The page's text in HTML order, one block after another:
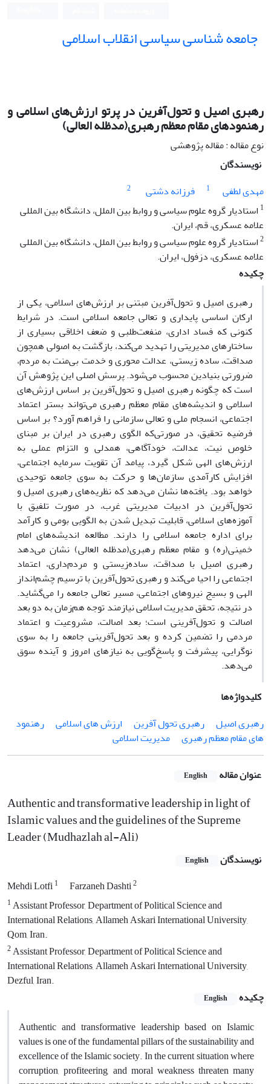
جامعه شناسی سیاسی انقلاب اسلامی
رهبری اصیل و تحول‌آفرین در پرتو ارزش‌های اسلامی و
رهنمودهای مقام معظم رهبری(مدظله العالی)
نوع مقاله : مقاله پژوهشی
نویسندگان
مهدی لطفی
1 فرزانه دشتی
2
1 استادیار گروه علوم سیاسی و روابط بین الملل، دانشگاه بین المللی
علامه عسکری، قم، ایران.
2استادیار گروه علوم سیاسی و روابط بین الملل، دانشگاه بین المللی
علامه عسکری، دزفول، ایران.
چکیده
رهبری اصیل و تحول‌آفرین مبتنی بر ارزش‌های اسلامی، یکی از
ارکان اساسی پایداری و تعالی جامعه اسلامی است. در شرایط
کنونی که فساد اداری، منفعت‌طلبی و ضعف اخلاقی بسیاری از
ساختارهای مدیریتی را تهدید می‌کند، بازگشت به اصولی همچون
صداقت، ساده‌ زیستی، عدالت‌ محوری و خدمت بی‌منت به مردم،
ضرورتی بنیادین محسوب می‌شود. پرسش اصلی این پژوهش آن
است که چگونه رهبری اصیل و تحول‌آفرین بر اساس ارزش‌های
اسلامی و اندیشه‌های مقام معظم رهبری می‌تواند بستر اعتماد
اجتماعی، انسجام ملی و تعالی سازمانی را فراهم آورد؟ بر اساس
فرضیه تحقیق، در صورتی‌که الگوی رهبری در ایران بر مبنای
خلوص نیت، عدالت، خودآگاهی، همدلی و التزام عملی به
ارزش‌های الهی شکل گیرد، پیامد آن تقویت سرمایه اجتماعی،
افزایش کارآمدی سازمان‌ها و حرکت به سوی جامعه توحیدی
خواهد بود. یافته‌ها نشان می‌دهد که نظریه‌های رهبری اصیل و
تحول‌آفرین در ادبیات مدیریتی غرب، در صورت تلفیق با
آموزه‌های اسلامی، قابلیت تبدیل شدن به الگویی بومی و کارآمد
برای اداره جامعه اسلامی را دارند. مطالعه اندیشه‌های امام
خمینی(ره) و مقام معظم رهبری(مدظله العالی) نشان می‌دهد
رهبری اصیل با صداقت، ساده‌زیستی و مردم‌داری، اعتماد
اجتماعی را احیا می‌کند و رهبری تحول‌آفرین با ترسیم چشم‌انداز
الهی و بسیج نیروهای اجتماعی، مسیر تعالی جامعه را می‌گشاید.
در نتیجه، تحقق مدیریت اسلامی نیازمند توجه هم‌زمان به دو بعد
اصالت و تحول‌آفرینی است؛ بعد اصالت، مشروعیت و اعتماد
مردمی را تضمین کرده و بعد تحول‌آفرینی جامعه را به سوی
نوگرایی، پیشرفت و پاسخ‌گویی به نیازهای امروز و آینده سوق
می‌دهد.
کلیدواژه‌ها
رهبری اصیل
رهبری تحول‌ آفرین ارزش‌ های اسلامی
رهنمود
های مقام معظم رهبری
مدیریت اسلامی
عنوان مقاله English
Authentic and transformative leadership in light of
Islamic values ​​and the guidelines of the Supreme
Leader (Mudhazlah al-Ali)
نویسندگان English
Mehdi Lotfi1 Farzaneh Dashti2
1Assistant Professor, Department of Political Science and
International Relations, Allameh Askari International University,
Qom, Iran.
2Assistant Professor, Department of Political Science and
International Relations, Allameh Askari International University,
Dezful, Iran.
چکیده
English
Authentic and transformative leadership based on Islamic
values ​​is one of the fundamental pillars of the sustainability and
excellence of the Islamic society. In the current situation where
corruption, profiteering, and moral weakness threaten many